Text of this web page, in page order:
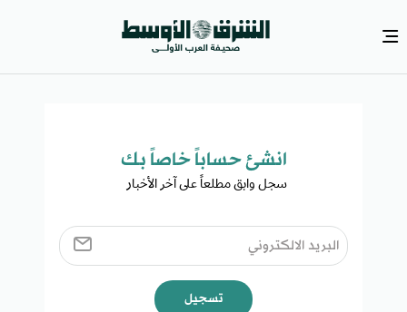
انشئ حساباً خاصاً بك​
سجل وابق مطلعاً على آخر الأخبار ​
تسجيل